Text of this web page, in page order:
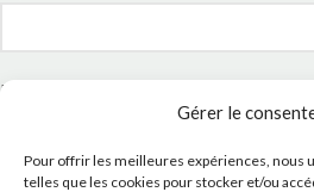
Gérer le
Pour offrir les meilleures expériences, nous
telles que les cookies pour stocker et/ou
Message